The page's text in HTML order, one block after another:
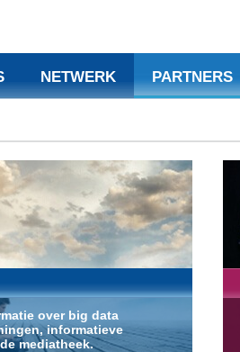
NETWERK PARTNERS
over big data
informatieve
mediatheek.